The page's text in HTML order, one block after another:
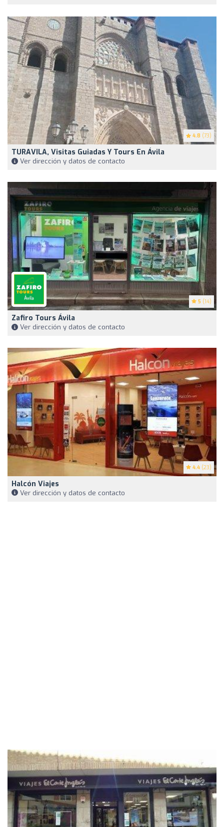
4.8 (73)
TURAVILA, Visitas Guiadas Y Tours En Ávila
Ver dirección y datos de contacto
5 (14)
Zafiro Tours Ávila
Ver dirección y datos de contacto
4.4 (23)
Halcón Viajes
Ver dirección y datos de contacto